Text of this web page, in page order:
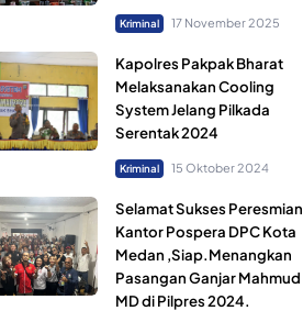
Kriminal 17 November 2025
Kapolres Pakpak Bharat
Melaksanakan Cooling
System Jelang Pilkada
Serentak 2024
Kriminal 15 Oktober 2024
Selamat Sukses Peresmian
Kantor Pospera DPC Kota
Medan ,Siap.Menangkan
Pasangan Ganjar Mahmud
MD di Pilpres 2024.